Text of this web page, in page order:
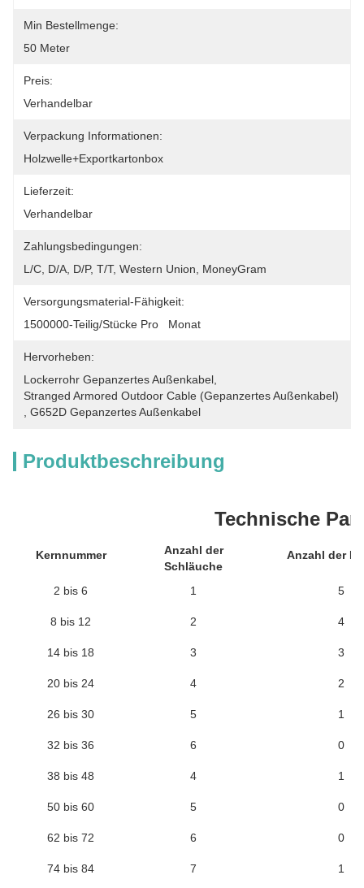
Min Bestellmenge:
50 Meter
Preis:
Verhandelbar
Verpackung Informationen:
Holzwelle+Exportkartonbox
Lieferzeit:
Verhandelbar
Zahlungsbedingungen:
L/C, D/A, D/P, T/T, Western Union, MoneyGram
Versorgungsmaterial-Fähigkeit:
1500000-Teilig/Stücke Pro   Monat
Hervorheben:
Lockerrohr Gepanzertes Außenkabel
Stranged Armored Outdoor Cable (gepanzertes Außenkabel)
G652D Gepanzertes Außenkabel
Produktbeschreibung
Technische
Kernnummer
Anzahl der
Schläuche
Anzahl der
2 bis 6 1 5
8 bis 12 2 4
14 bis 18 3 3
20 bis 24 4 2
26 bis 30 5 1
32 bis 36 6 0
38 bis 48 4 1
50 bis 60 5 0
62 bis 72 6 0
74 bis 84 7 1